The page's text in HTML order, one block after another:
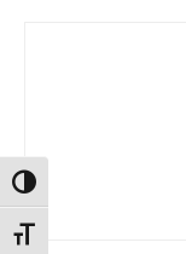
Attiva/disattiva alto
Attiva/disattiva